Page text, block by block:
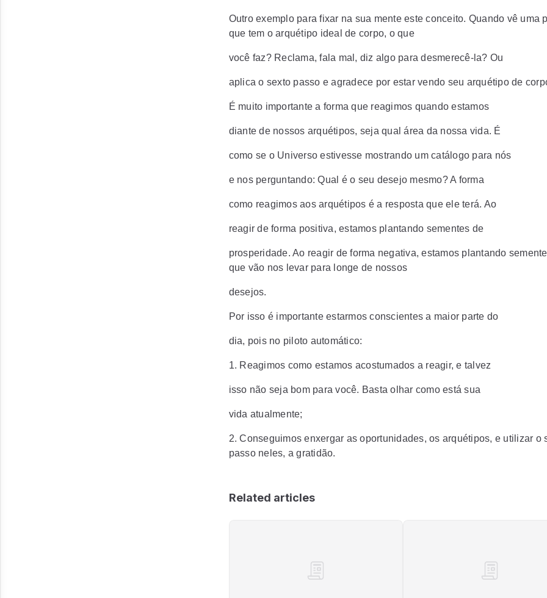
Outro exemplo para fixar na sua mente este conceito. Quando vê uma
que tem o arquétipo ideal de corpo, o que
você faz? Reclama, fala mal, diz algo para desmerecê-la? Ou
aplica o sexto passo e agradece por estar vendo seu arquétipo de
É muito importante a forma que reagimos quando estamos
diante de nossos arquétipos, seja qual área da nossa vida. É
como se o Universo estivesse mostrando um catálogo para nós
e nos perguntando: Qual é o seu desejo mesmo? A forma
como reagimos aos arquétipos é a resposta que ele terá. Ao
reagir de forma positiva, estamos plantando sementes de
prosperidade. Ao reagir de forma negativa, estamos plantando
que vão nos levar para longe de nossos
desejos.
Por isso é importante estarmos conscientes a maior parte do
dia, pois no piloto automático:
1. Reagimos como estamos acostumados a reagir, e talvez
isso não seja bom para você. Basta olhar como está sua
vida atualmente;
2. Conseguimos enxergar as oportunidades, os arquétipos, e utilizar o
passo neles, a gratidão.
Related articles